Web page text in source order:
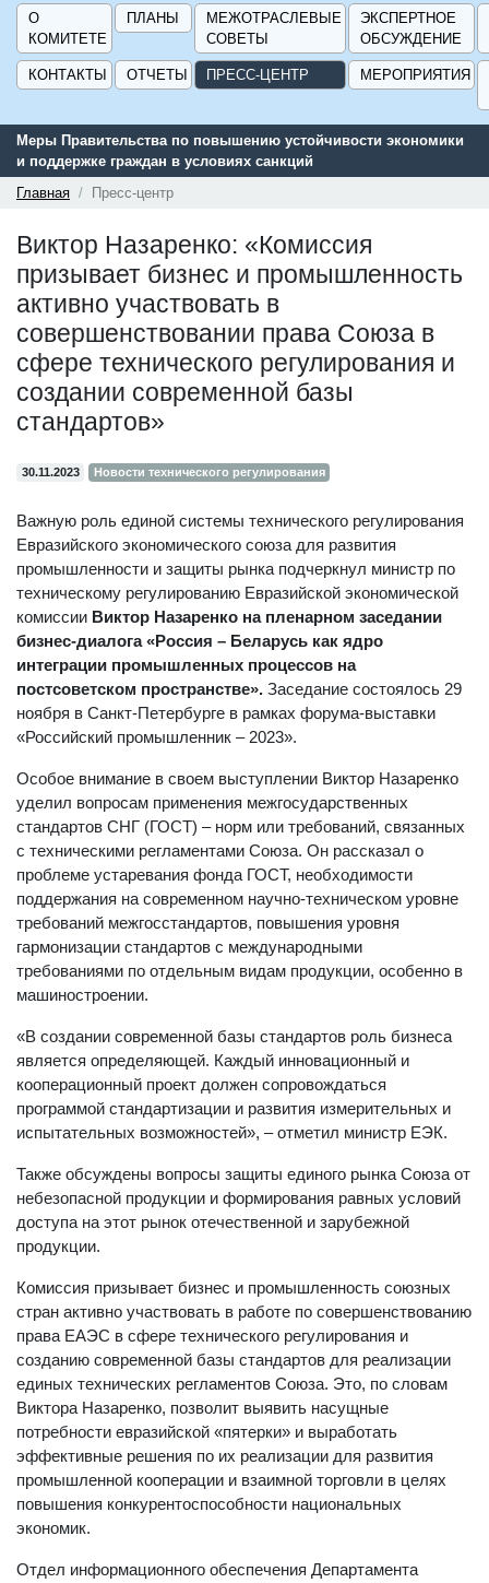
О
КОМИТЕТЕ
ПЛАНЫ
МЕЖОТРАСЛЕВЫЕ
СОВЕТЫ
ЭКСПЕРТНОЕ
ОБСУЖДЕНИЕ
КОНТАКТЫ ОТЧЕТЫ ПРЕСС-ЦЕНТР МЕРОПРИЯТИЯ
Меры Правительства по повышению устойчивости экономики
и поддержке граждан в условиях санкций
Главная
Пресс-центр
Виктор Назаренко: «Комиссия
призывает бизнес и промышленность
активно участвовать в
совершенствовании права Союза в
сфере технического регулирования и
создании современной базы
стандартов»
30.11.2023 Новости технического регулирования
Важную роль единой системы технического регулирования
Евразийского экономического союза для развития
промышленности и защиты рынка подчеркнул министр по
техническому регулированию Евразийской экономической
комиссии Виктор Назаренко на пленарном заседании
бизнес-диалога «Россия – Беларусь как ядро
интеграции промышленных процессов на
постсоветском пространстве». Заседание состоялось 29
ноября в Санкт-Петербурге в рамках форума-выставки
«Российский промышленник – 2023».
Особое внимание в своем выступлении Виктор Назаренко
уделил вопросам применения межгосударственных
стандартов СНГ (ГОСТ) – норм или требований, связанных
с техническими регламентами Союза. Он рассказал о
проблеме устаревания фонда ГОСТ, необходимости
поддержания на современном научно-техническом уровне
требований межгосстандартов, повышения уровня
гармонизации стандартов с международными
требованиями по отдельным видам продукции, особенно в
машиностроении.
«В создании современной базы стандартов роль бизнеса
является определяющей. Каждый инновационный и
кооперационный проект должен сопровождаться
программой стандартизации и развития измерительных и
испытательных возможностей», – отметил министр ЕЭК.
Также обсуждены вопросы защиты единого рынка Союза от
небезопасной продукции и формирования равных условий
доступа на этот рынок отечественной и зарубежной
продукции.
Комиссия призывает бизнес и промышленность союзных
стран активно участвовать в работе по совершенствованию
права ЕАЭС в сфере технического регулирования и
созданию современной базы стандартов для реализации
единых технических регламентов Союза. Это, по словам
Виктора Назаренко, позволит выявить насущные
потребности евразийской «пятерки» и выработать
эффективные решения по их реализации для развития
промышленной кооперации и взаимной торговли в целях
повышения конкурентоспособности национальных
экономик.
Отдел информационного обеспечения Департамента